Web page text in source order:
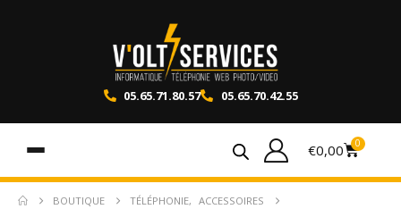
05.65.71.80.57 05.65.70.42.55
€0,00 0
BOUTIQUE TÉLÉPHONIE,
ACCESSOIRES